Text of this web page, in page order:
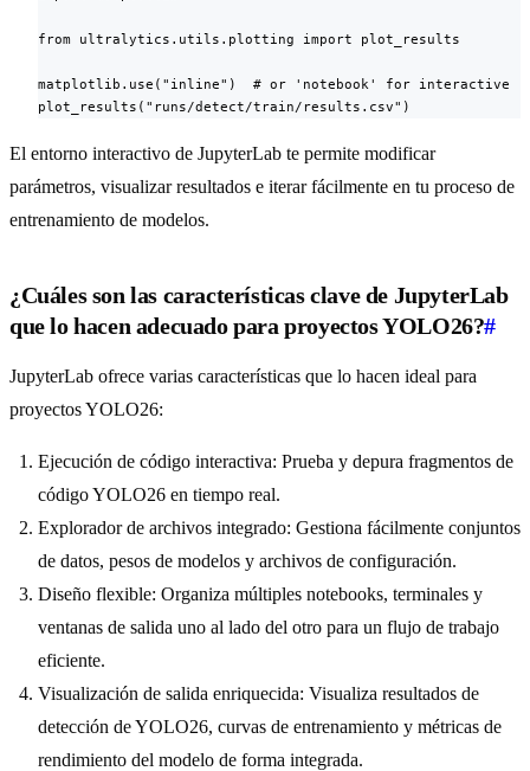
from ultralytics.utils.plotting import plot_results
matplotlib.use("inline")  # or 'notebook' for interactive
plot_results("runs/detect/train/results.csv")
El entorno interactivo de JupyterLab te permite modificar
parámetros, visualizar resultados e iterar fácilmente en tu proceso de
entrenamiento de modelos.
¿Cuáles son las características clave de JupyterLab
que lo hacen adecuado para proyectos YOLO26?#
JupyterLab ofrece varias características que lo hacen ideal para
proyectos YOLO26:
Ejecución de código interactiva: Prueba y depura fragmentos de
código YOLO26 en tiempo real.
Explorador de archivos integrado: Gestiona fácilmente conjuntos
de datos, pesos de modelos y archivos de configuración.
Diseño flexible: Organiza múltiples notebooks, terminales y
ventanas de salida uno al lado del otro para un flujo de trabajo
eficiente.
Visualización de salida enriquecida: Visualiza resultados de
detección de YOLO26, curvas de entrenamiento y métricas de
rendimiento del modelo de forma integrada.